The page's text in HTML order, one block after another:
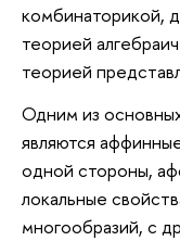
комбинаторикой,
теорией
теорией
Одним из
являются
одной стороны,
локальные
многообразий, с